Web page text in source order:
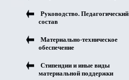
Руководство. Педагогический
состав
Материально-техническое
обеспечение
Стипендии и иные виды
материальной поддержки